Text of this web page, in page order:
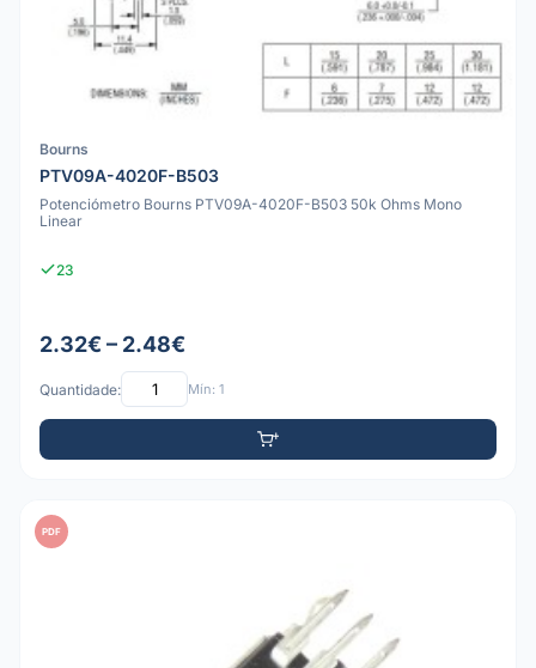
Bourns
PTV09A-4020F-B503
Potenciómetro Bourns PTV09A-4020F-B503 50k Ohms Mono
Linear
23
2.32€ – 2.48€
Quantidade: Mín: 1
PDF